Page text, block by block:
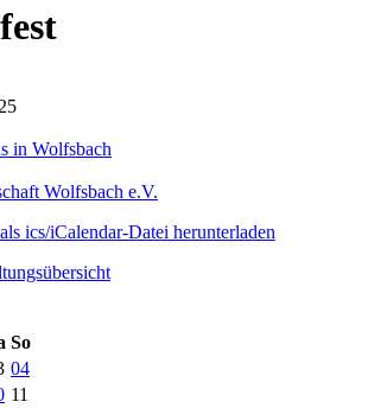
in Wolfsbach
Wolfsbach e.V.
ics/iCalendar-Datei herunterladen
So
04
11